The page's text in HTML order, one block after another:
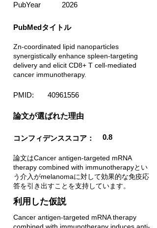
PubYear 2026
PubMedタイトル
Zn-coordinated lipid nanoparticles
synergistically enhance spleen-targeting
delivery and elicit CD8+ T cell-mediated
cancer immunotherapy.
PMID: 40961556
​論文が選ばれた理由
コンフィデンススコア： 0.8
論文はCancer antigen-targeted mRNA
therapy combined with immunotherapyとい
う介入がmelanomaに対して効果的な免疫応
答を引き出すことを支持しています。
利用した仮説
Cancer antigen-targeted mRNA therapy